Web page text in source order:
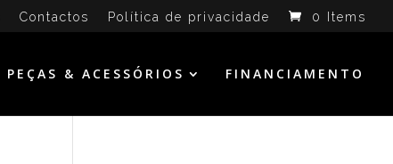
Contactos Política de privacidade 0 Items
PEÇAS & ACESSÓRIOS FINANCIAMENTO